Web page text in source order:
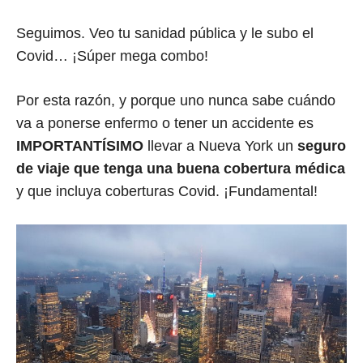
Seguimos. Veo tu sanidad pública y le subo el
Covid… ¡Súper mega combo!
Por esta razón, y porque uno nunca sabe cuándo
va a ponerse enfermo o tener un accidente es
IMPORTANTÍSIMO llevar a Nueva York un seguro
de viaje que tenga una buena cobertura médica
y que incluya coberturas Covid. ¡Fundamental!